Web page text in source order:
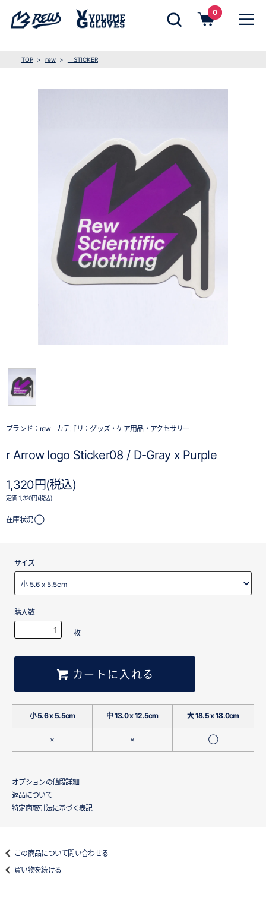
0
TOP rew STICKER
ブランド： rew カテゴリ： グッズ・ケア用品・アクセサリー
r Arrow logo Sticker08 / D-Gray x Purple
1,320円(税込)
定価 1,320円(税込)
在庫状況 ◯
サイズ
購入数
枚
カートに入れる
小 5.6 x 5.5cm 中 13.0 x 12.5cm 大 18.5 x 18.0cm
× × ◯
オプションの値段詳細
返品について
特定商取引法に基づく表記
この商品について問い合わせる
買い物を続ける